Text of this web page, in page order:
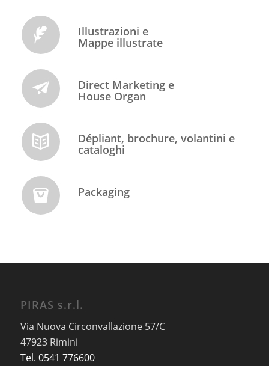
Illustrazioni e
Mappe illustrate
Direct Marketing e
House Organ
Dépliant, brochure, volantini e
cataloghi
Packaging
PIRAS s.r.l.
Via Nuova Circonvallazione 57/C
47923 Rimini
Tel. 0541 776600